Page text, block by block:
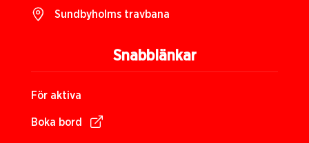
Snabblänkar
För aktiva
Boka bord
Sundbyholms travbana